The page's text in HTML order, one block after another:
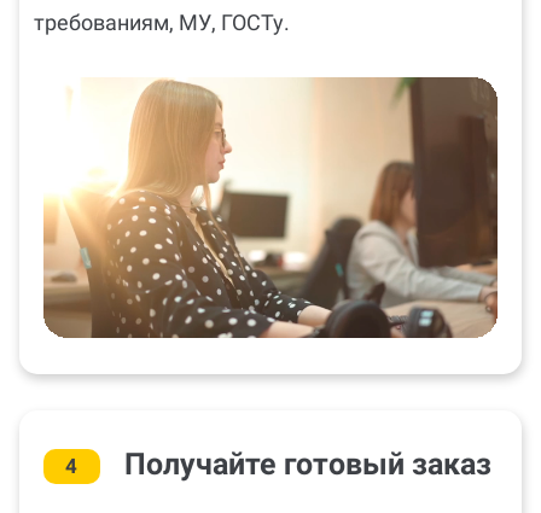
требованиям, МУ, ГОСТу.
4 Получайте готовый заказ